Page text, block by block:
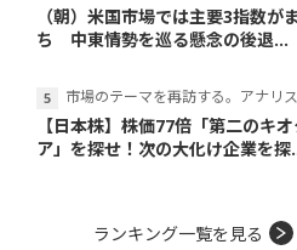
（朝）米国市場では主要3指数が
ち 中東情勢を巡る懸念の後退...
市場のテーマを再訪する。アナリストが読み解くテー
【日本株】株価77倍「第二のキ
ア」を探せ！次の大化け企業を探
ランキング一覧を見る